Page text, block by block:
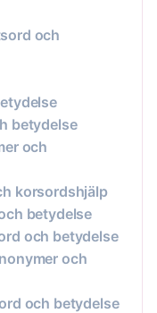
och
betydelse
och
korsordshjälp
betydelse
och betydelse
och
och betydelse